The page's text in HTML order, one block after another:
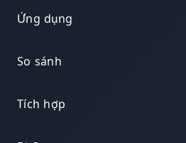
Ứng dụng
So sánh
Tích hợp